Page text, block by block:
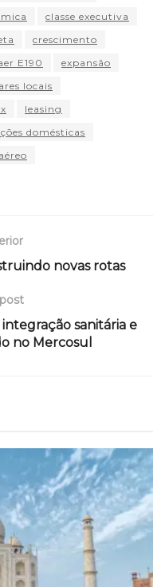
classe executiva
crescimento
E190
expansão
locais
leasing
domésticas
novas rotas
sanitária e
no Mercosul